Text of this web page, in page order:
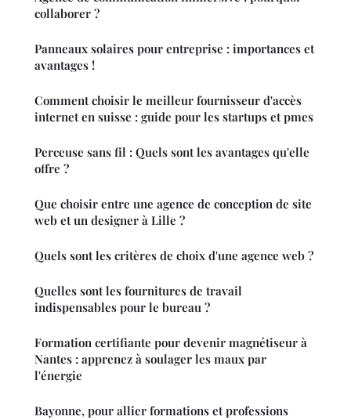
collaborer ?
Panneaux solaires pour entreprise : importances et
avantages !
Comment choisir le meilleur fournisseur d'accès
internet en suisse : guide pour les startups et pmes
Perceuse sans fil : Quels sont les avantages qu'elle
offre ?
Que choisir entre une agence de conception de site
web et un designer à Lille ?
Quels sont les critères de choix d'une agence web ?
Quelles sont les fournitures de travail
indispensables pour le bureau ?
Formation certifiante pour devenir magnétiseur à
Nantes : apprenez à soulager les maux par
l'énergie
Bayonne, pour allier formations et professions